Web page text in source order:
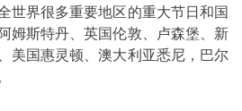
世界很多重要地区的重大节日和国
姆斯特丹、英国伦敦、卢森堡、新
美国惠灵顿、澳大利亚悉尼，巴尔